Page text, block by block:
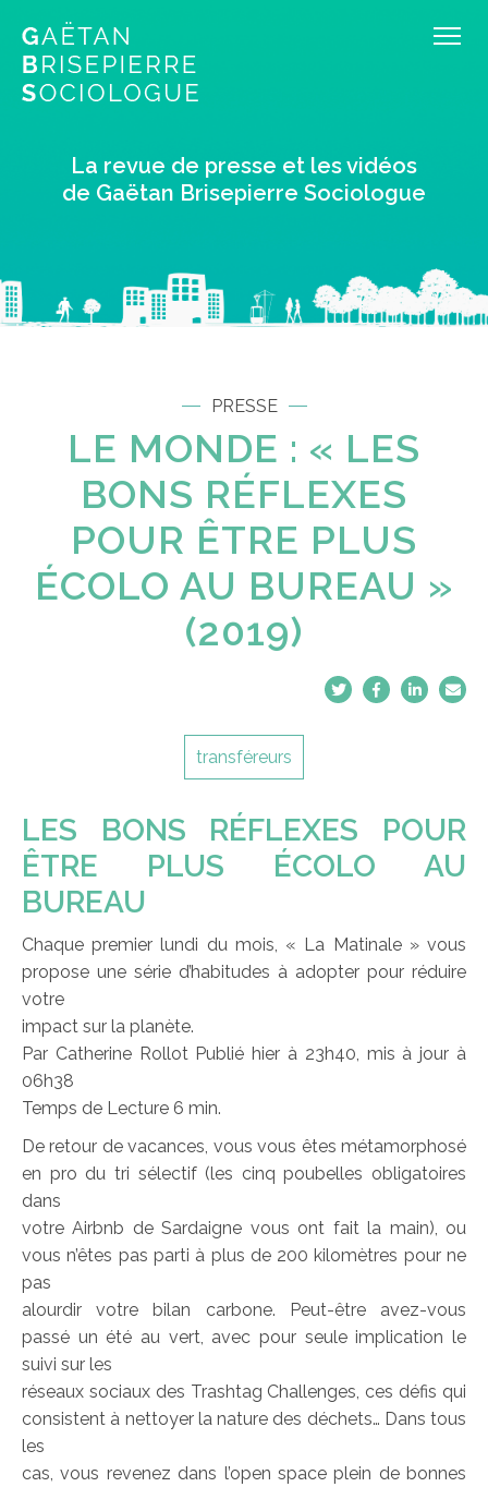
La revue de presse et les vidéos
de Gaëtan Brisepierre Sociologue
PRESSE
LE MONDE : « LES
BONS RÉFLEXES
POUR ÊTRE PLUS
ÉCOLO AU BUREAU »
(2019)
transféreurs
LES BONS RÉFLEXES POUR
ÊTRE PLUS ÉCOLO AU
BUREAU
Chaque premier lundi du mois, « La Matinale » vous
propose une série d’habitudes à adopter pour réduire
votre
impact sur la planète.
Par Catherine Rollot Publié hier à 23h40, mis à jour à
06h38
Temps de Lecture 6 min.
De retour de vacances, vous vous êtes métamorphosé
en pro du tri sélectif (les cinq poubelles obligatoires
dans
votre Airbnb de Sardaigne vous ont fait la main), ou
vous n’êtes pas parti à plus de 200 kilomètres pour ne
pas
alourdir votre bilan carbone. Peut-être avez-vous
passé un été au vert, avec pour seule implication le
suivi sur les
réseaux sociaux des Trashtag Challenges, ces défis qui
consistent à nettoyer la nature des déchets… Dans tous
les
cas, vous revenez dans l’open space plein de bonnes